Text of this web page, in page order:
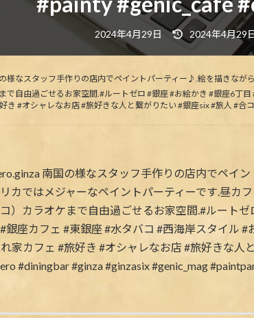
2024年4月29日
最
終
更
新
時
:
2024年4月29
様なスタッフ手作りの店内でペイントパーティー♪.絵を描きな
で自由過ごせるお家空間.#ルートゼロ #銀座 #お絵かき #銀座6丁
き #オシャレなお店 #旅好きな人と繋がりたい #銀座six #旅人 #